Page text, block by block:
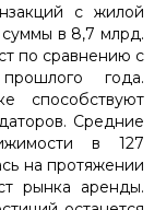
с жилой
суммы в 8,7 млрд.
по сравнению с
года.
способствуют
Средние
в 127
на протяжении
рынка аренды.